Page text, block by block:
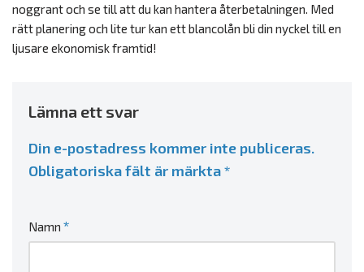
noggrant och se till att du kan hantera återbetalningen. Med
rätt planering och lite tur kan ett blancolån bli din nyckel till en
ljusare ekonomisk framtid!
Lämna ett svar
Din e-postadress kommer inte publiceras.
Obligatoriska fält är märkta*
Namn *